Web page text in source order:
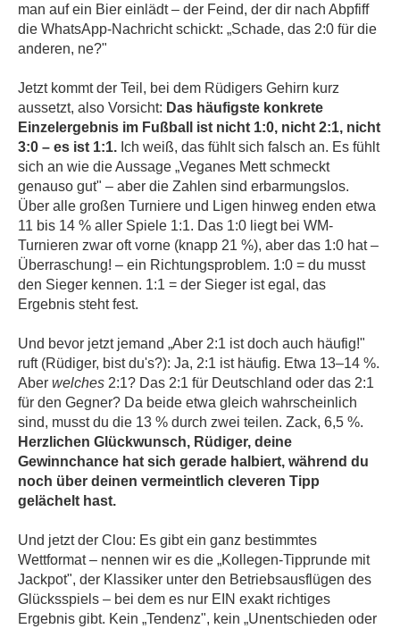
man auf ein Bier einlädt – der Feind, der dir nach Abpfiff
die WhatsApp-Nachricht schickt: „Schade, das 2:0 für die
anderen, ne?"
Jetzt kommt der Teil, bei dem Rüdigers Gehirn kurz
aussetzt, also Vorsicht: Das häufigste konkrete
Einzelergebnis im Fußball ist nicht 1:0, nicht 2:1, nicht
3:0 – es ist 1:1. Ich weiß, das fühlt sich falsch an. Es fühlt
sich an wie die Aussage „Veganes Mett schmeckt
genauso gut" – aber die Zahlen sind erbarmungslos.
Über alle großen Turniere und Ligen hinweg enden etwa
11 bis 14 % aller Spiele 1:1. Das 1:0 liegt bei WM-
Turnieren zwar oft vorne (knapp 21 %), aber das 1:0 hat –
Überraschung! – ein Richtungsproblem. 1:0 = du musst
den Sieger kennen. 1:1 = der Sieger ist egal, das
Ergebnis steht fest.
Und bevor jetzt jemand „Aber 2:1 ist doch auch häufig!"
ruft (Rüdiger, bist du's?): Ja, 2:1 ist häufig. Etwa 13–14 %.
Aber welches 2:1? Das 2:1 für Deutschland oder das 2:1
für den Gegner? Da beide etwa gleich wahrscheinlich
sind, musst du die 13 % durch zwei teilen. Zack, 6,5 %.
Herzlichen Glückwunsch, Rüdiger, deine
Gewinnchance hat sich gerade halbiert, während du
noch über deinen vermeintlich cleveren Tipp
gelächelt hast.
Und jetzt der Clou: Es gibt ein ganz bestimmtes
Wettformat – nennen wir es die „Kollegen-Tipprunde mit
Jackpot", der Klassiker unter den Betriebsausflügen des
Glücksspiels – bei dem es nur EIN exakt richtiges
Ergebnis gibt. Kein „Tendenz", kein „Unentschieden oder